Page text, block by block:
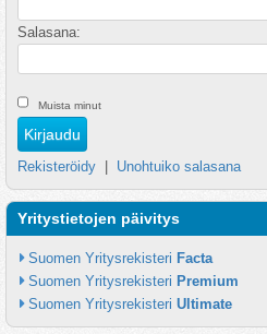
Salasana:
Muista minut
Rekisteröidy Unohtuiko salasana
Yritystietojen päivitys
Suomen Yritysrekisteri Facta
Suomen Yritysrekisteri Premium
Suomen Yritysrekisteri Ultimate